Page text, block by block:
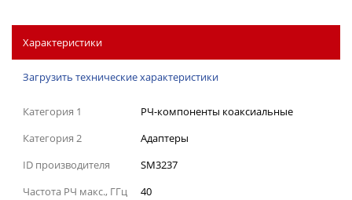
Характеристики
Загрузить технические характеристики
Категория 1
РЧ-компоненты коаксиальные
Категория 2
Адаптеры
ID производителя
SM3237
Частота РЧ макс., ГГц
40